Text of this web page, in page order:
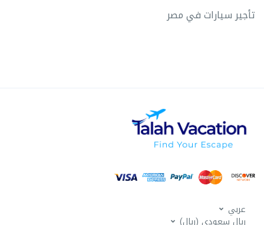
تأجير سيارات في مصر
عربي
ربال سعودي (ريال)